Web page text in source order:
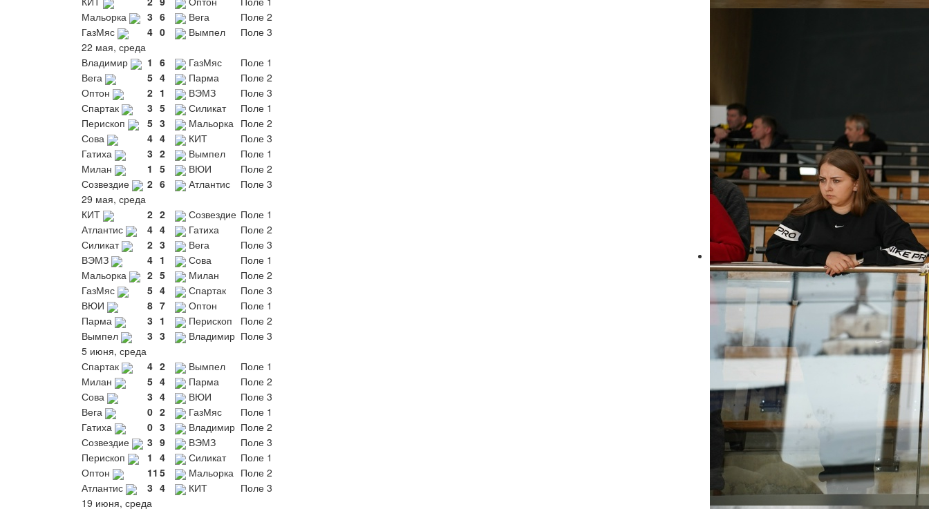
Мальорка
3 6 Вега
Поле 2
ГазМяс
4 0 Вымпел
Поле 3
22 мая, среда
Владимир
1 6 ГазМяс
Поле 1
Вега
5 4 Парма
Поле 2
Оптон
2 1 ВЭМЗ
Поле 3
Спартак
3 5 Силикат
Поле 1
Перископ
5 3 Мальорка Поле 2
Сова
4 4 КИТ
Поле 3
Гатиха
3 2 Вымпел
Поле 1
Милан
1 5 ВЮИ
Поле 2
Созвездие
2 6 Атлантис
Поле 3
29 мая, среда
КИТ
2 2 Созвездие Поле 1
Атлантис
4 4 Гатиха
Поле 2
Силикат
2 3 Вега
Поле 3
ВЭМЗ
4 1 Сова
Поле 1
Мальорка
2 5 Милан
Поле 2
ГазМяс
5 4 Спартак
Поле 3
ВЮИ
8 7 Оптон
Поле 1
Парма
3 1 Перископ
Поле 2
Вымпел
3 3 Владимир Поле 3
5 июня, среда
Спартак
4 2 Вымпел
Поле 1
Милан
5 4 Парма
Поле 2
Сова
3 4 ВЮИ
Поле 3
Вега
0 2 ГазМяс
Поле 1
Гатиха
0 3 Владимир Поле 2
Созвездие
3 9 ВЭМЗ
Поле 3
Перископ
1 4 Силикат
Поле 1
Оптон
11 5 Мальорка Поле 2
Атлантис
3 4 КИТ
Поле 3
19 июня, среда